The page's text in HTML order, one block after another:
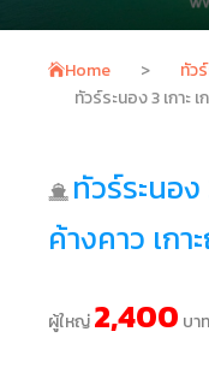
Home > ทัว
ทัวร์ระนอง 3 เกาะ
ทัวร์ระนอง
ค้างคาว เก
ผู้ใหญ่2,400 บา